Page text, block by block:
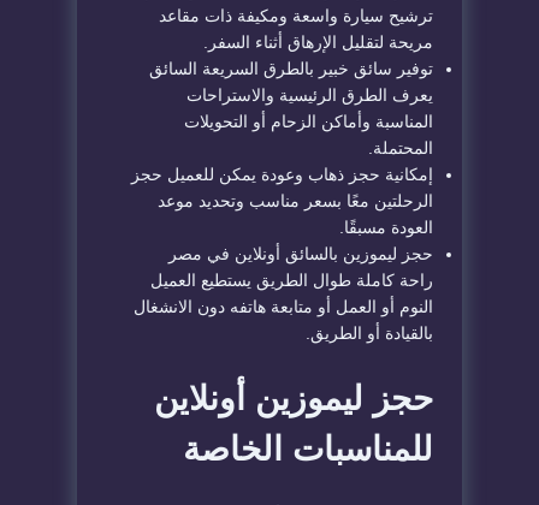
ترشيح سيارة واسعة ومكيفة ذات مقاعد
مريحة لتقليل الإرهاق أثناء السفر.
توفير سائق خبير بالطرق السريعة السائق
يعرف الطرق الرئيسية والاستراحات
المناسبة وأماكن الزحام أو التحويلات
المحتملة.
إمكانية حجز ذهاب وعودة يمكن للعميل حجز
الرحلتين معًا بسعر مناسب وتحديد موعد
العودة مسبقًا.
حجز ليموزين بالسائق أونلاين في مصر
راحة كاملة طوال الطريق يستطيع العميل
النوم أو العمل أو متابعة هاتفه دون الانشغال
بالقيادة أو الطريق.
حجز ليموزين أونلاين
للمناسبات الخاصة